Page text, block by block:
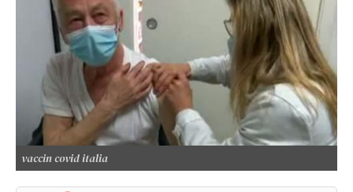
vaccin covid italia